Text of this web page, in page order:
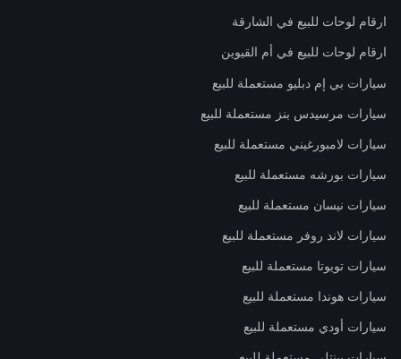
ارقام لوحات للبيع في الشارقة
ارقام لوحات للبيع في أم القيوين
سيارات بي إم دبليو مستعملة للبيع
سيارات مرسيدس بنز مستعملة للبيع
سيارات لامبورغيني مستعملة للبيع
سيارات بورشه مستعملة للبيع
سيارات نيسان مستعملة للبيع
سيارات لاند روفر مستعملة للبيع
سيارات تويوتا مستعملة للبيع
سيارات هوندا مستعملة للبيع
سيارات أودي مستعملة للبيع